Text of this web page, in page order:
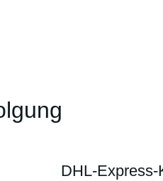
DHL-